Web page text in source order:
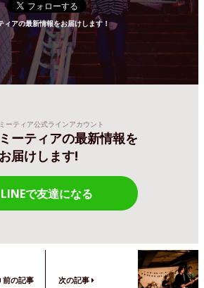
ィアの最新情報をお届けします！
ミーティア公式ラインアカウント
ミーティアの最新情報を
お届けします!
LINEで友達になる
前の記事 次の記事